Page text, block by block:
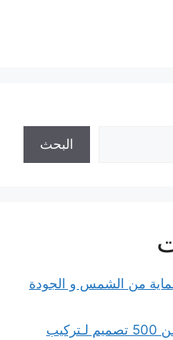
البحث
من الشمس و الجودة
تركيب مظلات الرياض..أكثرمن 500 تصميم لـتركيب